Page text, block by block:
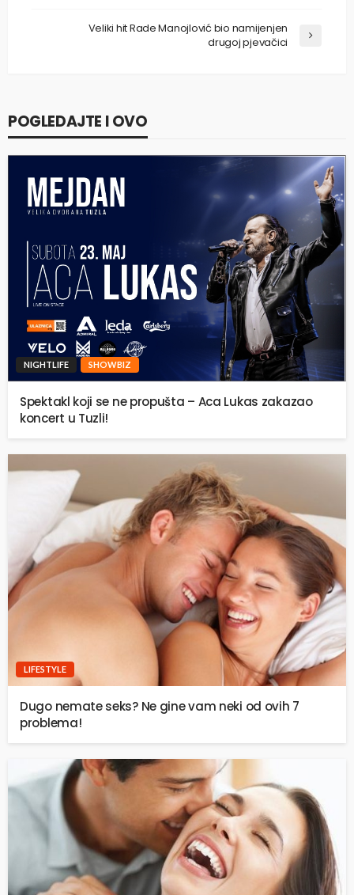
Veliki hit Rade Manojlović bio namijenjen
drugoj pjevačici
POGLEDAJTE I OVO
NIGHTLIFE SHOWBIZ
Spektakl koji se ne propušta – Aca Lukas zakazao
koncert u Tuzli!
LIFESTYLE
Dugo nemate seks? Ne gine vam neki od ovih 7
problema!